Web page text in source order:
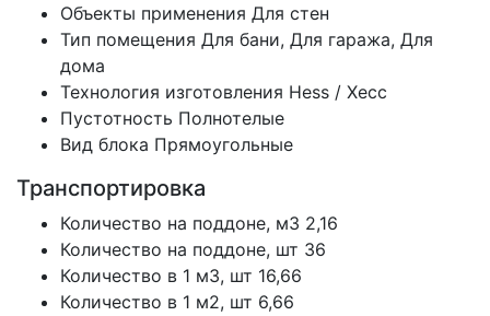
Объекты применения Для стен
Тип помещения Для бани, Для гаража, Для
дома
Технология изготовления Hess / Хесс
Пустотность Полнотелые
Вид блока Прямоугольные
Транспортировка
Количество на поддоне, м3 2,16
Количество на поддоне, шт 36
Количество в 1 м3, шт 16,66
Количество в 1 м2, шт 6,66